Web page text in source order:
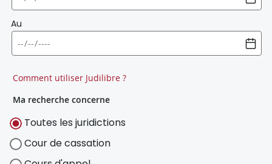
Au
Comment utiliser Judilibre ?
Ma recherche concerne
Toutes les juridictions
Cour de cassation